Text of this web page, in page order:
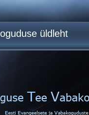
üldleht